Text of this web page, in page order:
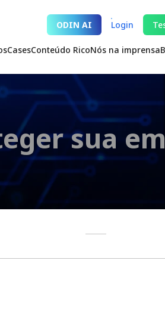
ODIN AI Login
CasesConteúdo RicoNós na imprensa
sua